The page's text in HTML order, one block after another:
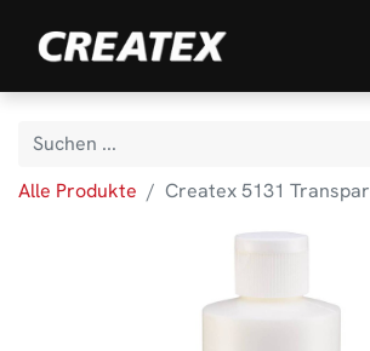
Alle Produkte Createx 5131